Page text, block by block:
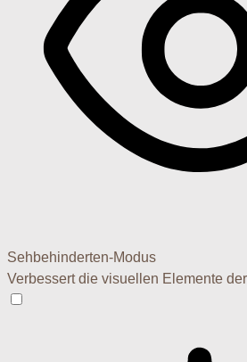
Sehbehinderten-Modus
Verbessert die visuellen Elemente